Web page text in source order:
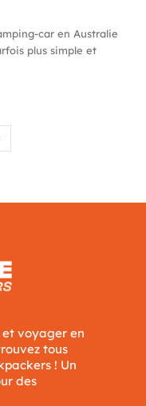
car en Australie
plus simple et
voyager en
tous
! Un
des